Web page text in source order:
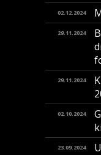
02.12.2024
29.11.2024
29.11.2024
02.10.2024
23.09.2024